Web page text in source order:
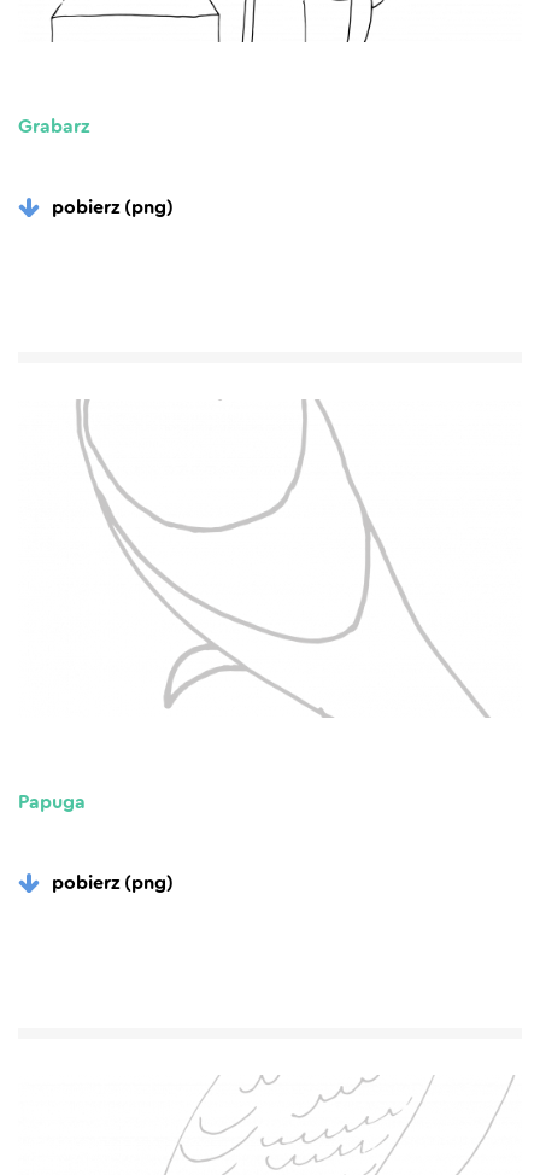
Grabarz
pobierz (png)
Papuga
pobierz (png)